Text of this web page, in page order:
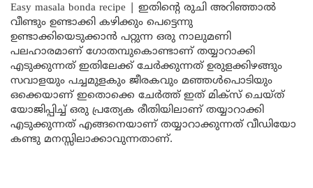
Easy masala bonda recipe | ഇതിന്റെ രുചി അറിഞ്ഞാൽ
വീണ്ടും ഉണ്ടാക്കി കഴിക്കും പെട്ടെന്നു
ഉണ്ടാക്കിയെടുക്കാൻ പറ്റുന്ന ഒരു നാലുമണി
പലഹാരമാണ് ഗോതമ്പുകൊണ്ടാണ് തയ്യാറാക്കി
എടുക്കുന്നത് ഇതിലേക്ക് ചേർക്കുന്നത് ഉരുളക്കിഴങ്ങും
സവാളയും പച്ചമുളകും ജീരകവും മഞ്ഞൾപൊടിയും
ഒക്കെയാണ് ഇതൊക്കെ ചേർത്ത് ഇത് മിക്സ് ചെയ്ത്
യോജിപ്പിച്ച് ഒരു പ്രത്യേക രീതിയിലാണ് തയ്യാറാക്കി
എടുക്കുന്നത് എങ്ങനെയാണ് തയ്യാറാക്കുന്നത് വീഡിയോ
കണ്ടു മനസ്സിലാക്കാവുന്നതാണ്.